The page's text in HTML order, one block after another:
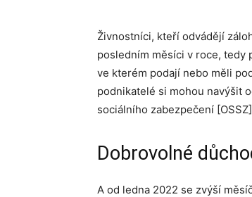
Živnostníci, kteří odvádějí
posledním měsíci v roce, tedy
ve kterém podají nebo měli
podnikatelé si mohou navýšit
sociálního zabezpečení
Dobrovolné
A od ledna 2022 se zvýší